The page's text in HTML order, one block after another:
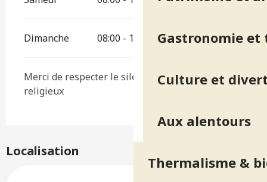
Gastronomie
Culture et
Aux alentours
Thermalisme &
Dimanche 08:00 - 18:00
Merci de respecter le silence en cas d'office
religieux
Localisation